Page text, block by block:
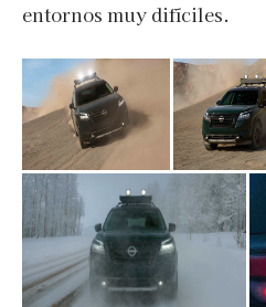
entornos muy difíciles.